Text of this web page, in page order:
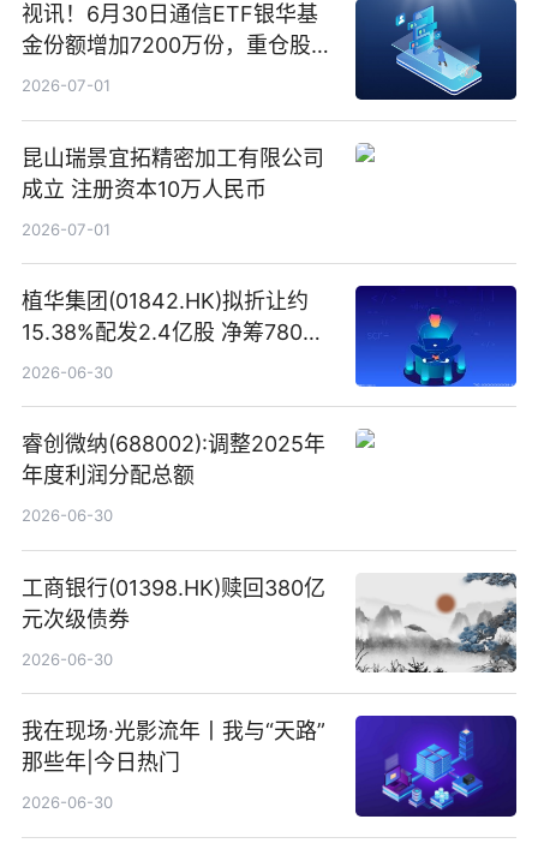
视讯！6月30日通信ETF银华基
金份额增加7200万份，重仓股新
易盛、中际旭创、立讯精密
2026-07-01
昆山瑞景宜拓精密加工有限公司
成立 注册资本10万人民币
2026-07-01
植华集团(01842.HK)拟折让约
15.38%配发2.4亿股 净筹780万
港元
2026-06-30
睿创微纳(688002):调整2025年
年度利润分配总额
2026-06-30
工商银行(01398.HK)赎回380亿
元次级债券
2026-06-30
我在现场·光影流年丨我与“天路”
那些年|今日热门
2026-06-30